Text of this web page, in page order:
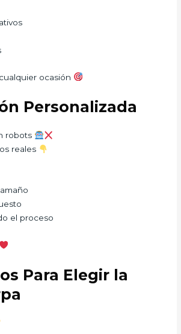
ocasión
Personalizada
robots
reales
el proceso
Para Elegir la